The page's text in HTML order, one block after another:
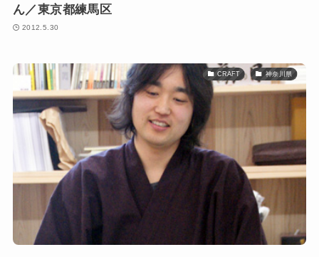
ん／東京都練馬区
2012.5.30
CRAFT 神奈川県